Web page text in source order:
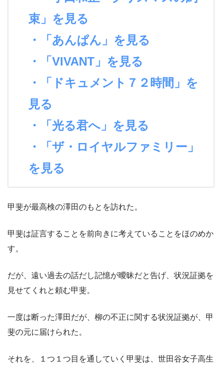
束」を見る
・「あんぱん」を見る
・「VIVANT」を見る
・「ドキュメント７２時間」を
見る
・「光る君へ」を見る
・「ザ・ロイヤルファミリー」
を見る
甲斐が最高検の澤田のもとを訪れた。
甲斐は証言することを前向きに考えていることをほのめか
す。
だが、遠い過去の話だし記憶が曖昧だと告げ、状況証拠を
見せてくれと頼む甲斐。
一度は断った澤田だが、柳の不正に関する状況証拠が、甲
斐の元に届けられた。
それを、１つ１つ目を通していく甲斐は、世田谷女子高生